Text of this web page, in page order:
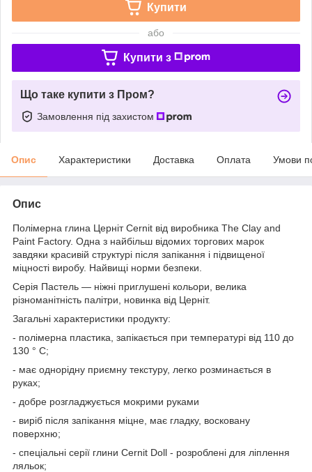
Купити
або
Купити з
Що таке купити з Пром?
Замовлення під захистом
Опис Характеристики Доставка Оплата Умови
Опис
Полімерна глина Церніт Cernit від виробника The Clay and
Paint Factory. Одна з найбільш відомих торгових марок
завдяки красивій структурі після запікання і підвищеної
міцності виробу. Найвищі норми безпеки.
Серія Пастель ― ніжні приглушені кольори, велика
різноманітність палітри, новинка від Церніт.
Загальні характеристики продукту:
- полімерна пластика, запікається при температурі від 110 до
130 ° С;
- має однорідну приємну текстуру, легко розминається в
руках;
- добре розгладжується мокрими руками
- виріб після запікання міцне, має гладку, восковану
поверхню;
- спеціальні серії глини Cernit Doll - розроблені для ліплення
ляльок;